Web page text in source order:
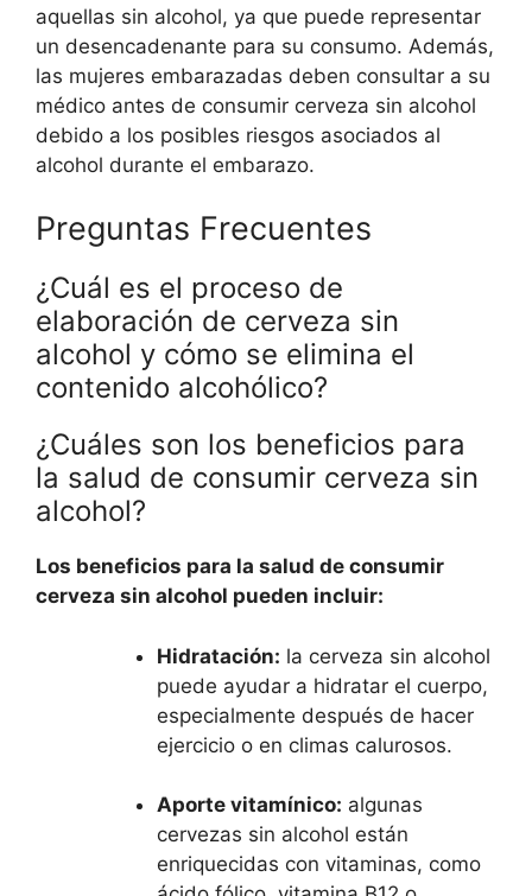
aquellas sin alcohol, ya que puede representar
un desencadenante para su consumo. Además,
las mujeres embarazadas deben consultar a su
médico antes de consumir cerveza sin alcohol
debido a los posibles riesgos asociados al
alcohol durante el embarazo.
Preguntas Frecuentes
¿Cuál es el proceso de
elaboración de cerveza sin
alcohol y cómo se elimina el
contenido alcohólico?
¿Cuáles son los beneficios para
la salud de consumir cerveza sin
alcohol?
Los beneficios para la salud de consumir
cerveza sin alcohol pueden incluir:
Hidratación: la cerveza sin alcohol
puede ayudar a hidratar el cuerpo,
especialmente después de hacer
ejercicio o en climas calurosos.
Aporte vitamínico: algunas
cervezas sin alcohol están
enriquecidas con vitaminas, como